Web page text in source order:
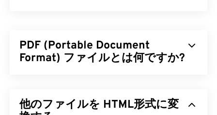
PDF (Portable Document
Format) ファイルとは何ですか?
的なファイル形式であり、今日最も広く使用されて
他のファイルを HTML形式に変